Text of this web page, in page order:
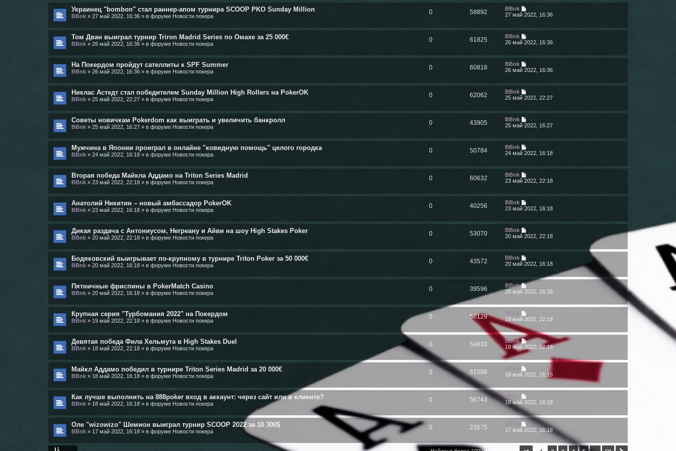
Украинец "bombon" стал раннер-апом турнира SCOOP PKO Sunday Million
BBnk » 27 май 2022, 16:36 » в форуме Новости покера
0 58892
BBnk
27 май 2022, 16:36
Том Дван выиграл турнир Triron Madrid Series по Омахе за 25 000€
BBnk » 26 май 2022, 16:36 » в форуме Новости покера
0 61825
BBnk
26 май 2022, 16:36
На Покердом пройдут сателлиты к SPF Summer
BBnk » 26 май 2022, 16:36 » в форуме Новости покера
0 60818
BBnk
26 май 2022, 16:36
Никлас Астедт стал победителем Sunday Million High Rollers на PokerOK
BBnk » 25 май 2022, 22:27 » в форуме Новости покера
0 62062
BBnk
25 май 2022, 22:27
Советы новичкам Pokerdom как выиграть и увеличить банкролл
BBnk » 25 май 2022, 16:27 » в форуме Новости покера
0 43905
BBnk
25 май 2022, 16:27
Мужчина в Японии проиграл в онлайне "ковидную помощь" целого городка
BBnk » 24 май 2022, 16:18 » в форуме Новости покера
0 50784
BBnk
24 май 2022, 16:18
Вторая победа Майкла Аддамо на Triton Series Madrid
BBnk » 23 май 2022, 22:18 » в форуме Новости покера
0 60632
BBnk
23 май 2022, 22:18
Анатолий Никитин – новый амбассадор PokerOK
BBnk » 23 май 2022, 16:18 » в форуме Новости покера
0 40256
BBnk
23 май 2022, 16:18
Дикая раздача с Антониусом, Негреану и Айви на шоу High Stakes Poker
BBnk » 20 май 2022, 22:18 » в форуме Новости покера
0 53070
BBnk
20 май 2022, 22:18
Бодяковский выигрывает по-крупному в турнире Triton Poker за 50 000€
BBnk » 20 май 2022, 16:18 » в форуме Новости покера
0 43572
BBnk
20 май 2022, 16:18
Пятничные фриспины в PokerMatch Casino
BBnk » 20 май 2022, 16:18 » в форуме Новости покера
0 39596
BBnk
20 май 2022, 16:18
Крупная серия "Турбомания 2022" на Покердом
BBnk » 19 май 2022, 22:18 » в форуме Новости покера
0 56129
19 май 2022, 22:18
Девятая победа Фила Хельмута в High Stakes Duel
BBnk » 18 май 2022, 22:18 » в форуме Новости покера
0 54833
BBnk
18 май 2022, 22:18
Майкл Аддамо победил в турнире Triton Series Madrid за 20 000€
BBnk » 18 май 2022, 16:18 » в форуме Новости покера
0 61598
18 май 2022, 16:18
Как лучше выполнить на 888poker вход в аккаунт: через сайт или в клиенте?
BBnk » 18 май 2022, 16:18 » в форуме Новости покера
0 56743
BBnk
18 май 2022, 16:18
Оле "wizowizo" Шемион выиграл турнир SCOOP 2022 за 10 300$
BBnk » 17 май 2022, 16:18 » в форуме Новости покера
0 23575
17 май 2022, 16:18